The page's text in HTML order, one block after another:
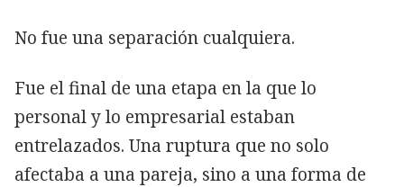
No fue una separación cualquiera.
Fue el final de una etapa en la que lo
personal y lo empresarial estaban
entrelazados. Una ruptura que no solo
afectaba a una pareja, sino a una forma de